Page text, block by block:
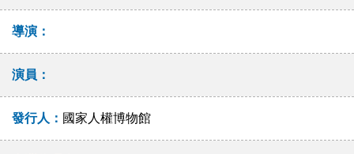
導演：
演員：
發行人： 國家人權博物館